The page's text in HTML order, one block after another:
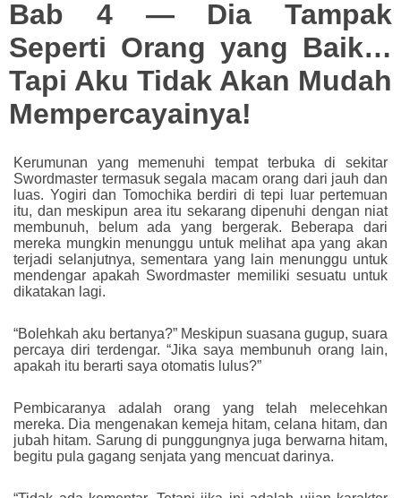
Font :
Size :
A-
16 A+
Bab 4 — Dia Tampak
Seperti Orang yang Baik…
Tapi Aku Tidak Akan Mudah
Mempercayainya!
Kerumunan yang memenuhi tempat terbuka di sekitar
Swordmaster termasuk segala macam orang dari jauh dan
luas. Yogiri dan Tomochika berdiri di tepi luar pertemuan
itu, dan meskipun area itu sekarang dipenuhi dengan niat
membunuh, belum ada yang bergerak. Beberapa dari
mereka mungkin menunggu untuk melihat apa yang akan
terjadi selanjutnya, sementara yang lain menunggu untuk
mendengar apakah Swordmaster memiliki sesuatu untuk
dikatakan lagi.
“Bolehkah aku bertanya?” Meskipun suasana gugup, suara
percaya diri terdengar. “Jika saya membunuh orang lain,
apakah itu berarti saya otomatis lulus?”
Pembicaranya adalah orang yang telah melecehkan
mereka. Dia mengenakan kemeja hitam, celana hitam, dan
jubah hitam. Sarung di punggungnya juga berwarna hitam,
begitu pula gagang senjata yang mencuat darinya.